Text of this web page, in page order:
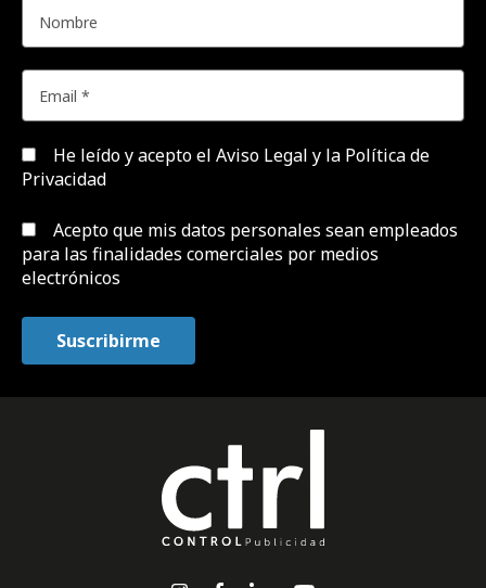
He leído y acepto el Aviso Legal y la Política de
Privacidad
Acepto que mis datos personales sean empleados
para las finalidades comerciales por medios
electrónicos